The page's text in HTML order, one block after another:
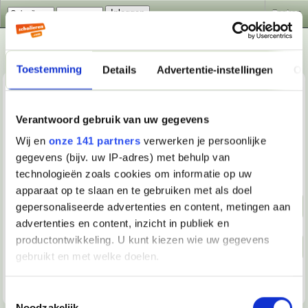
Toestemming Details Advertentie-instellingen
Verantwoord gebruik van uw gegevens
Wij en onze 141 partners verwerken je persoonlijke
gegevens (bijv. uw IP-adres) met behulp van
technologieën zoals cookies om informatie op uw
apparaat op te slaan en te gebruiken met als doel
gepersonaliseerde advertenties en content, metingen aan
advertenties en content, inzicht in publiek en
productontwikkeling. U kunt kiezen wie uw gegevens
gebruikt en met welke doelen.
Zoeken
Scholieren.com
Subforums: Scholieren.com
Beleidszaken
Markeer dit forum als gelezen